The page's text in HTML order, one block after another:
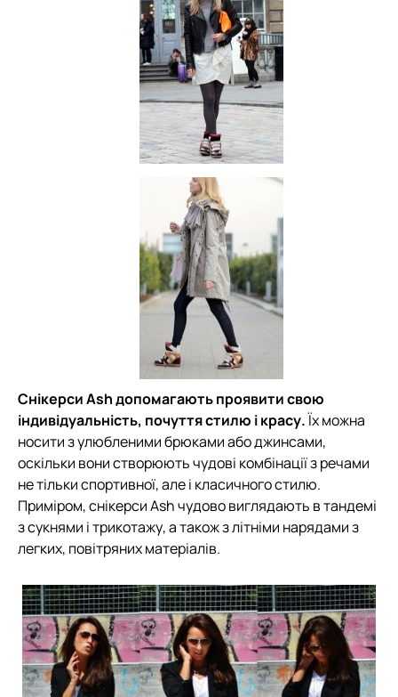
Снікерси Ash допомагають проявити свою
індивідуальність, почуття стилю і красу.Їх можна
носити з улюбленими брюками або джинсами,
оскільки вони створюють чудові комбінації з речами
не тільки спортивної, але і класичного стилю.
Приміром, снікерси Ash чудово виглядають в тандемі
з сукнями і трикотажу, а також з літніми нарядами з
легких, повітряних матеріалів.